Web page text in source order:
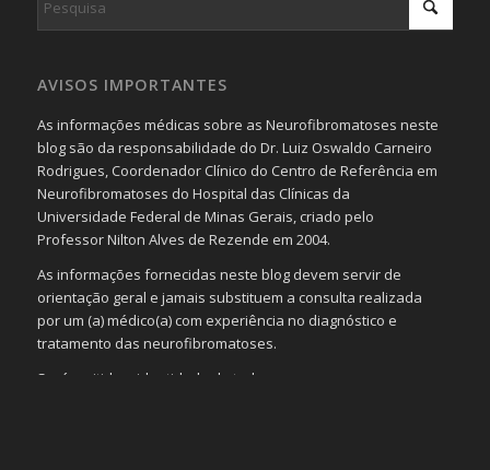
AVISOS IMPORTANTES
As informações médicas sobre as Neurofibromatoses neste
blog são da responsabilidade do Dr. Luiz Oswaldo Carneiro
Rodrigues, Coordenador Clínico do Centro de Referência em
Neurofibromatoses do Hospital das Clínicas da
Universidade Federal de Minas Gerais, criado pelo
Professor Nilton Alves de Rezende em 2004.
As informações fornecidas neste blog devem servir de
orientação geral e jamais substituem a consulta realizada
por um (a) médico(a) com experiência no diagnóstico e
tratamento das neurofibromatoses.
Será omitida a identidade de todas as pessoas que